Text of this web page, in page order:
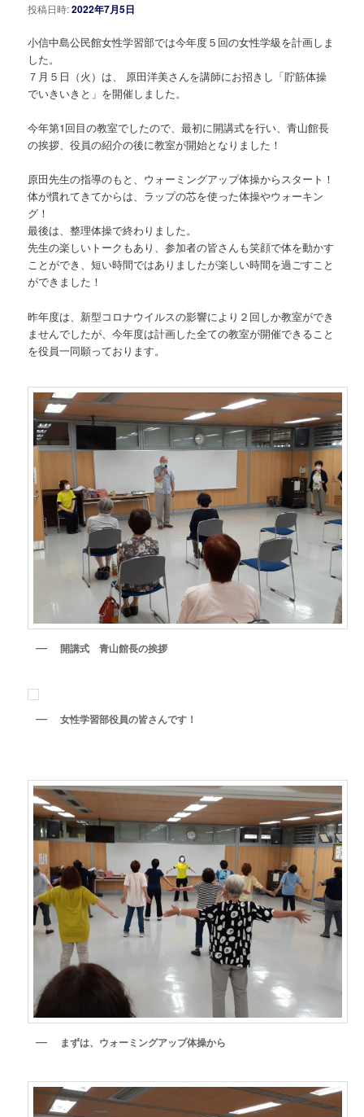
投稿日時:2022年7月5日
小信中島公民館女性学習部では今年度５回の女性学級を計画しま
した。
７月５日（火）は、 原田洋美さんを講師にお招きし「貯筋体操
でいきいきと」を開催しました。
今年第1回目の教室でしたので、最初に開講式を行い、青山館長
の挨拶、役員の紹介の後に教室が開始となりました！
原田先生の指導のもと、ウォーミングアップ体操からスタート！
体が慣れてきてからは、ラップの芯を使った体操やウォーキン
グ！
最後は、整理体操で終わりました。
先生の楽しいトークもあり、参加者の皆さんも笑顔で体を動かす
ことができ、短い時間ではありましたが楽しい時間を過ごすこと
ができました！
昨年度は、新型コロナウイルスの影響により２回しか教室ができ
ませんでしたが、今年度は計画した全ての教室が開催できること
を役員一同願っております。
開講式 青山館長の挨拶
女性学習部役員の皆さんです！
まずは、ウォーミングアップ体操から